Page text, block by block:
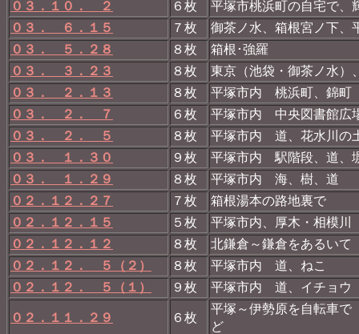
０３．１０． ２ ６枚
平塚市桃浜町の自宅で、
０３． ６．１５
７枚
御茶ノ水、箱根宮ノ下、
０３． ５．２８
８枚
箱根･強羅
０３． ３．２３
８枚
東京（池袋・御茶ノ水）
０３． ２．１３
８枚
平塚市内 桃浜町、錦町
０３． ２． ７
６枚
平塚市内 中央図書館広
０３． ２． ５
８枚
平塚市内 道、花水川の
０３． １．３０
９枚
平塚市内 駅階段、道、
０３． １．２９
８枚
平塚市内 海、樹、道
０２．１２．２７
７枚
箱根湯本の路地裏で
０２．１２．１５
５枚
平塚市内、厚木・相模川
０２．１２．１２
８枚
北鎌倉～鎌倉をあるいて
０２．１２． ５（２）
８枚
平塚市内 道、ねこ
０２．１２． ５（１）
９枚 平塚市内 道、イチョウ
０２．１１．２９ ６枚
平塚～伊勢原を自転車
ど